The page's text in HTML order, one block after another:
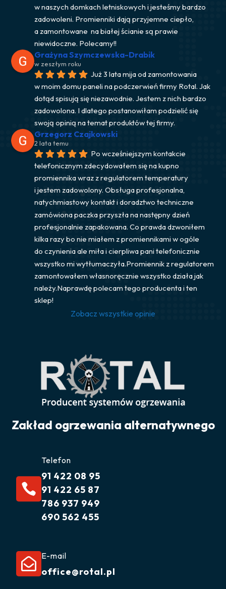
w naszych domkach letniskowych i jesteśmy bardzo
zadowoleni. Promienniki dają przyjemne ciepło,
a zamontowane  na białej ścianie są prawie
niewidoczne. Polecamy!!
Grażyna Szymczewska-Drabik
w zeszłym roku
Już 3 lata mija od zamontowania
w moim domu paneli na podczerwień firmy Rotal. Jak
dotąd spisują się niezawodnie. Jestem z nich bardzo
zadowolona. I dlatego postanowiłam podzielić się
swoją opinią na temat produktów tej firmy.
Grzegorz Czajkowski
2 lata temu
Po wcześniejszym kontakcie
telefonicznym zdecydowałem się na kupno
promiennika wraz z regulatorem temperatury
i jestem zadowolony. Obsługa profesjonalna,
natychmiastowy kontakt i doradztwo techniczne
zamówiona paczka przyszła na następny dzień
profesjonalnie zapakowana. Co prawda dzwoniłem
kilka razy bo nie miałem z promiennikami w ogóle
do czynienia ale miła i cierpliwa pani telefonicznie
wszystko mi wytłumaczyła.Promiennik z regulatorem
zamontowałem własnoręcznie wszystko działa jak
należy.Naprawdę polecam tego producenta i ten
sklep!
Zobacz wszystkie opinie
Zakład ogrzewania alternatywnego

Telefon
91 422 08 95
91 422 65 87
786 937 949
690 562 455

E-mail
office@rotal.pl